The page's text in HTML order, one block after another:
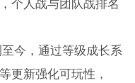
今，通过等级成长系
更新强化可玩性，